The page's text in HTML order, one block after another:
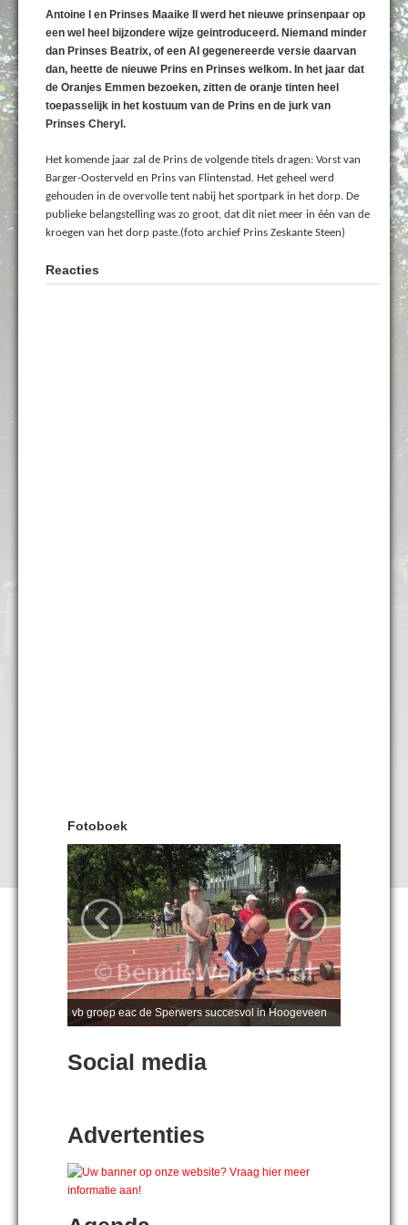
Antoine I en Prinses Maaike II werd het nieuwe prinsenpaar op
een wel heel bijzondere wijze geintroduceerd. Niemand minder
dan Prinses Beatrix, of een AI gegenereerde versie daarvan
dan, heette de nieuwe Prins en Prinses welkom. In het jaar dat
de Oranjes Emmen bezoeken, zitten de oranje tinten heel
toepasselijk in het kostuum van de Prins en de jurk van
Prinses Cheryl.
Het komende jaar zal de Prins de volgende titels dragen: Vorst van
Barger-Oosterveld en Prins van Flintenstad. Het geheel werd
gehouden in de overvolle tent nabij het sportpark in het dorp. De
publieke belangstelling was zo groot, dat dit niet meer in één van de
kroegen van het dorp paste.(foto archief Prins Zeskante Steen)
Reacties
Fotoboek
vb groep eac de Sperwers succesvol in Hoogeveen
‹ ›
Social media
Advertenties